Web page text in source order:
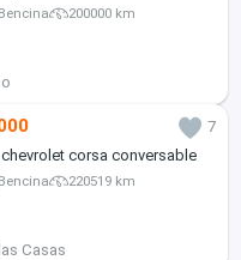
Bencina 200000 km
7
corsa conversable
Bencina 220519 km
Casas